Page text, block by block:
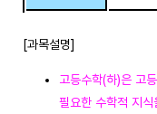
[과목설명]
고등수학(하)은 고
필요한 수학적 지식